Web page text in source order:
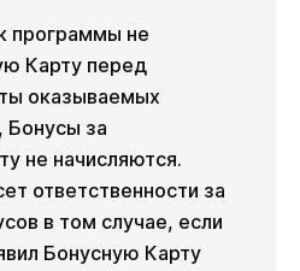
программы не
Карту перед
оказываемых
Бонусы за
не начисляются.
ответственности за
в том случае, если
Бонусную Карту